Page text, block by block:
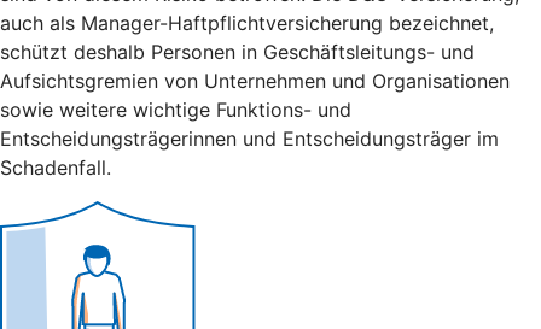
auch als Manager-Haftpflichtversicherung bezeichnet,
schützt deshalb Personen in Geschäftsleitungs- und
Aufsichtsgremien von Unternehmen und Organisationen
sowie weitere wichtige Funktions- und
Entscheidungsträgerinnen und Entscheidungsträger im
Schadenfall.